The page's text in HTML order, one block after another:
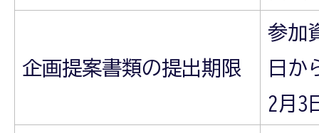
企画提案書類の提出期限
参加
日か
2月3